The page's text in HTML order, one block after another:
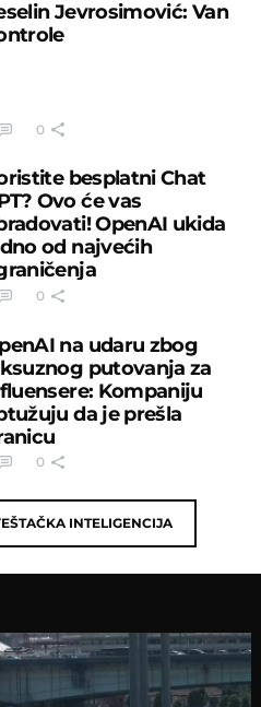
Jevrosimović: Van
0
besplatni Chat
Ovo će vas
OpenAI ukida
od najvećih
0
na udaru zbog
putovanja za
Kompaniju
da je prešla
0
INTELIGENCIJA